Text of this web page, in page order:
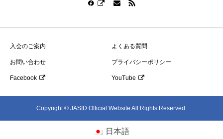
入会のご案内 よくある質問
お問い合わせ プライバシーポリシー
Facebook YouTube
Copyright © JASID Official Website All Rights Reserved.
日本語